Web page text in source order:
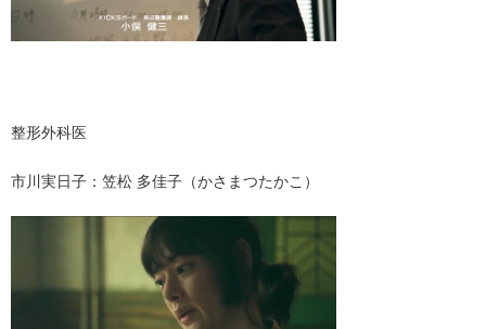
整形外科医
市川実日子：笠松 多佳子（かさまつたかこ）